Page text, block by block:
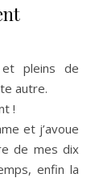
pleins de
autre.
!
et j’avoue
de mes dix
enfin la